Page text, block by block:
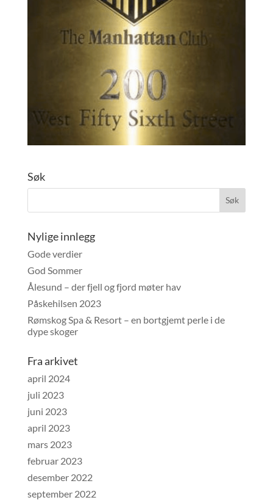
Søk
Nylige innlegg
Gode verdier
God Sommer
Ålesund – der fjell og fjord møter hav
Påskehilsen 2023
Rømskog Spa & Resort – en bortgjemt perle i de
dype skoger
Fra arkivet
april 2024
juli 2023
juni 2023
april 2023
mars 2023
februar 2023
desember 2022
september 2022